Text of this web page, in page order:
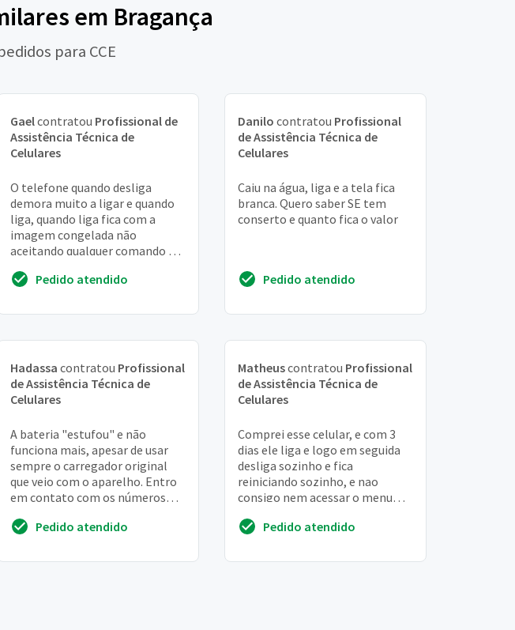
em Bragança
para CCE
Gaelcontratou Profissional de
Assistência Técnica de
Celulares
O telefone quando desliga
demora muito a ligar e quando
liga, quando liga fica com a
imagem congelada não
aceitando qualquer comando na
Pedido atendido
Danilo contratou Profissional
de Assistência Técnica de
Celulares
Caiu na água, liga e a tela fica
branca. Quero saber SE tem
conserto e quanto fica o valor
Pedido atendido
Hadassa contratou Profissional
de Assistência Técnica de
Celulares
A bateria "estufou" e não
funciona mais, apesar de usar
sempre o carregador original
que veio com o aparelho. Entro
em contato com os números
buscar uma sol...
Pedido atendido
Matheuscontratou Profissional
de Assistência Técnica de
Celulares
Comprei esse celular, e com 3
dias ele liga e logo em seguida
desliga sozinho e fica
reiniciando sozinho, e nao
consigo nem acessar o menu
vcs concertam ess...
Pedido atendido